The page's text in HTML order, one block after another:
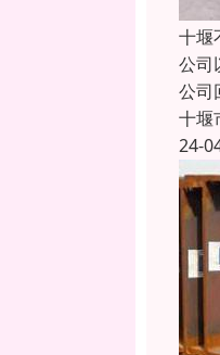
十堰
公司
公司
十堰
24-